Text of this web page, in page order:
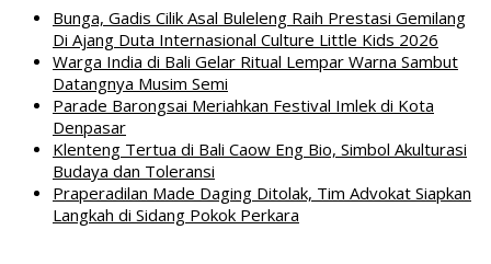
Bunga, Gadis Cilik Asal Buleleng Raih Prestasi Gemilang
Di Ajang Duta Internasional Culture Little Kids 2026
Warga India di Bali Gelar Ritual Lempar Warna Sambut
Datangnya Musim Semi
Parade Barongsai Meriahkan Festival Imlek di Kota
Denpasar
Klenteng Tertua di Bali Caow Eng Bio, Simbol Akulturasi
Budaya dan Toleransi
Praperadilan Made Daging Ditolak, Tim Advokat Siapkan
Langkah di Sidang Pokok Perkara